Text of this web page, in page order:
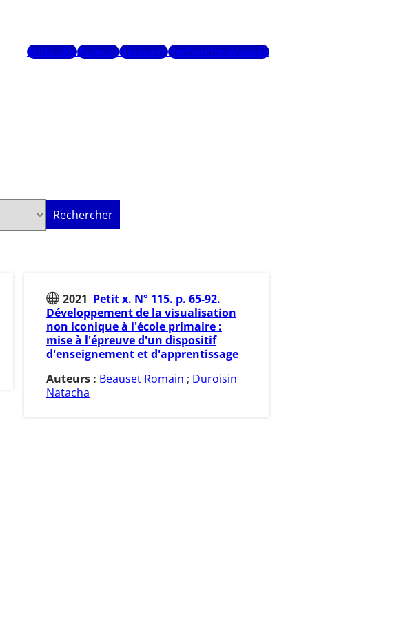
Mots-clésAuteursGlossaireRecherche avancée
Rechercher
2021 Petit x. N° 115. p. 65-92.
Développement de la visualisation
non iconique à l'école primaire :
mise à l'épreuve d'un dispositif
d'enseignement et d'apprentissage
Auteurs : Beauset Romain ; Duroisin
Natacha